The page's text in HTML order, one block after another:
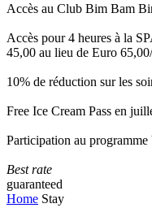
Accès au Club Bim Bam
Accès pour 4 heures à la
45,00 au lieu de Euro
10% de réduction sur les
Free Ice Cream Pass en
Participation au
Best rate
guaranteed
Home Stay